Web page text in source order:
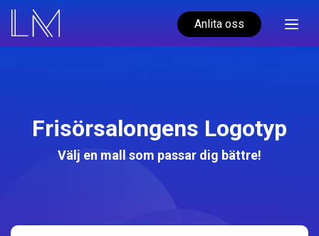
Anlita oss
Frisörsalongens Logotyp
Välj en mall som passar dig bättre!